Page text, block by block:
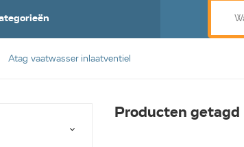
Atag vaatwasser inlaatventiel
Producten